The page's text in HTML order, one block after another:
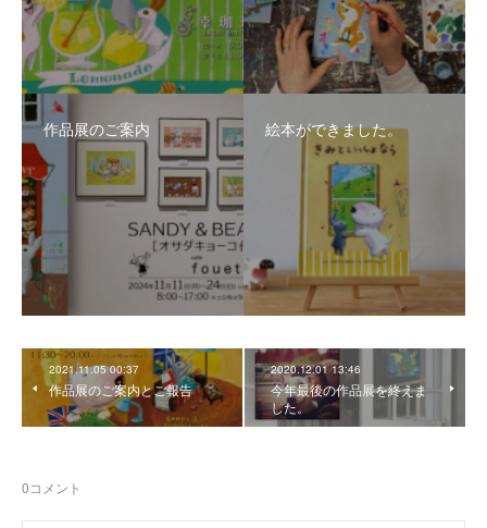
作品展のご案内 絵本ができました。
2021.11.05 00:37
作品展のご案内とご報告
2020.12.01 13:46
今年最後の作品展を終えま
した。
0コメント